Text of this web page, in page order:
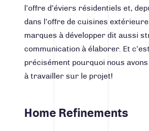
l’offre d’éviers résidentiels et,
dans l’offre de cuisines
marques à développer dit aussi
communicationà élaborer. Et c’est
précisément pourquoi nous avons
à travailler sur le projet!
Home Refinements